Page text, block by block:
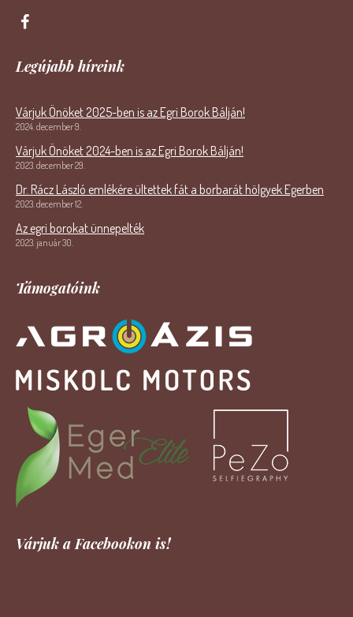
Legújabb híreink
Várjuk Önöket 2025-ben is az Egri Borok Bálján!
2024. december 9.
Várjuk Önöket 2024-ben is az Egri Borok Bálján!
2023. december 29.
Dr. Rácz László emlékére ültettek fát a borbarát hölgyek Egerben
2023. december 12.
Az egri borokat ünnepelték
2023. január 30.
Támogatóink
Várjuk a Facebookon is!